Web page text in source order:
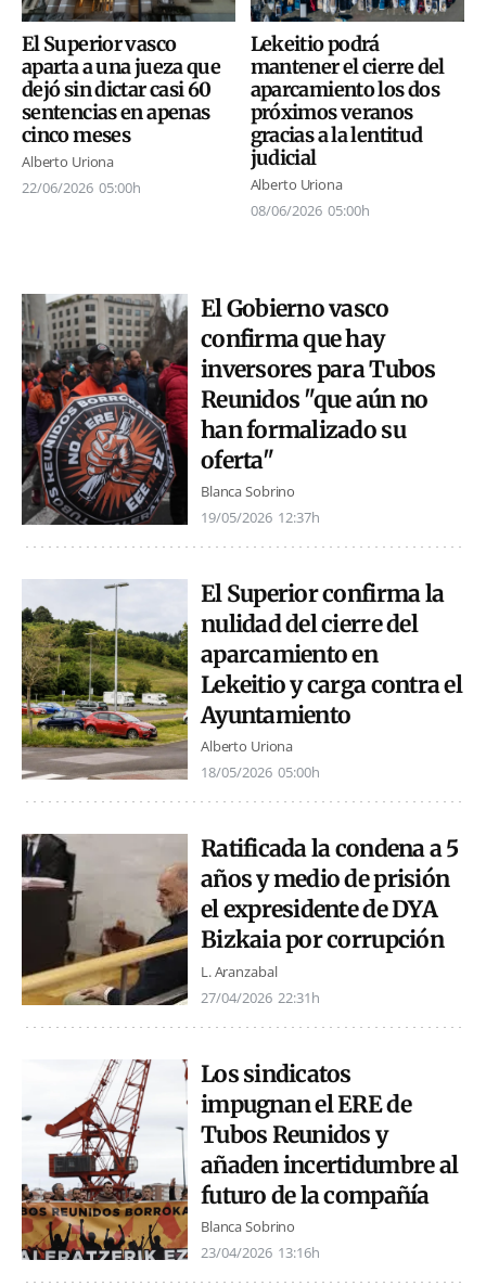
El Superior vasco
aparta a una jueza que
dejó sin dictar casi 60
sentencias en apenas
cinco meses
Alberto Uriona
22/06/2026 05:00h
Lekeitio podrá
mantener el cierre del
aparcamiento los dos
próximos veranos
gracias a la lentitud
judicial
Alberto Uriona
08/06/2026 05:00h
El Gobierno vasco
confirma que hay
inversores para Tubos
Reunidos "que aún no
han formalizado su
oferta"
Blanca Sobrino
19/05/2026 12:37h
El Superior confirma la
nulidad del cierre del
aparcamiento en
Lekeitio y carga contra el
Ayuntamiento
Alberto Uriona
18/05/2026 05:00h
Ratificada la condena a 5
años y medio de prisión
el expresidente de DYA
Bizkaia por corrupción
L. Aranzabal
27/04/2026 22:31h
Los sindicatos
impugnan el ERE de
Tubos Reunidos y
añaden incertidumbre al
futuro de la compañía
Blanca Sobrino
23/04/2026 13:16h